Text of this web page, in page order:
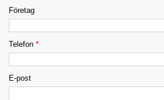
Företag
Telefon*
E-post